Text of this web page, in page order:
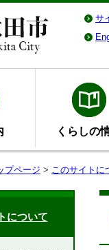
サ
くらしの
プページ > このサイトに
について